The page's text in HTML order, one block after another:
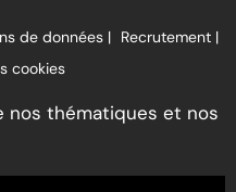
de données | Recrutement |
cookies
nos thématiques et nos